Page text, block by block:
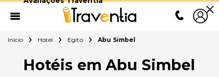
Início Hotel Egito Abu Simbel
Hotéis em Abu Simbel